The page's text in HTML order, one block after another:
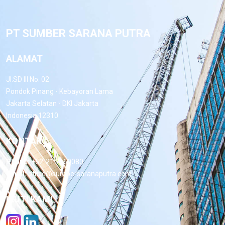
PT SUMBER SARANA PUTRA
ALAMAT
Jl.SD III No. 02
Pondok Pinang - Kebayoran Lama
Jakarta Selatan - DKI Jakarta
Indonesia 12310
KONTAK
Phone: +62-21 7660080
Email:office@sumbersaranaputra.com
IKUTI KAMI